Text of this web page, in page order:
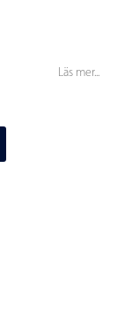
Läs mer...